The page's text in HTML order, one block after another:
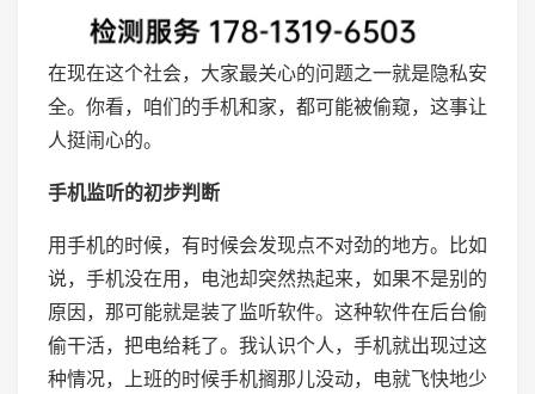
在现在这个社会，大家最关心的问题之一就是隐私安
全。你看，咱们的手机和家，都可能被偷窥，这事让
人挺闹心的。
手机监听的初步判断
用手机的时候，有时候会发现点不对劲的地方。比如
说，手机没在用，电池却突然热起来，如果不是别的
原因，那可能就是装了监听软件。这种软件在后台偷
偷干活，把电给耗了。我认识个人，手机就出现过这
种情况，上班的时候手机搁那儿没动，电就飞快地少